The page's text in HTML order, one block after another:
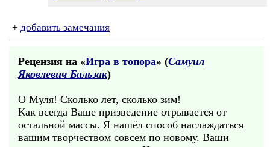
+ добавить замечания
Рецензия на «Игра в топора» (Самуил
Яковлевич Бальзак)
О Муля! Сколько лет, сколько зим!
Как всегда Ваше призведение отрывается от
остальной массы. Я нашёл способ наслаждаться
вашим творчеством совсем по новому. Ваши